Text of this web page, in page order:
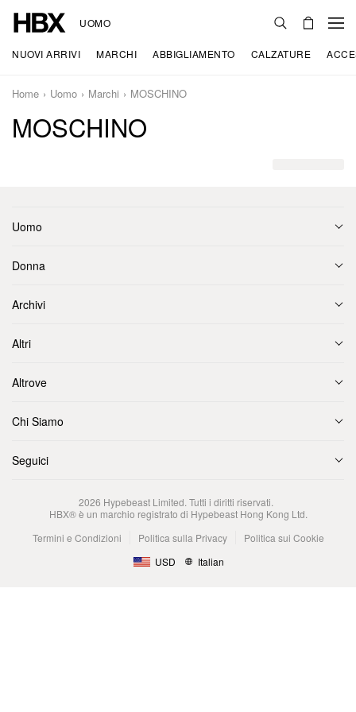
UOMO
NUOVI ARRIVI MARCHI ABBIGLIAMENTO CALZATURE
Home Uomo Marchi MOSCHINO
MOSCHINO
Uomo
Donna
Archivi
Altri
Altrove
Chi Siamo
Seguici
2026 Hypebeast Limited. Tutti i diritti riservati.
HBX® è un marchio registrato di Hypebeast Hong Kong Ltd.
Termini e Condizioni
Politica sulla Privacy
Politica sui Cookie
USD
Italian